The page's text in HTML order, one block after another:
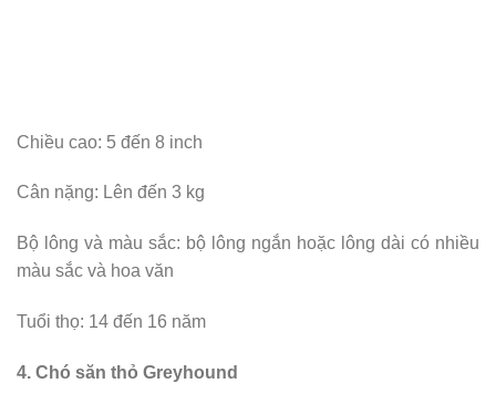
Chiều cao: 5 đến 8 inch
Cân nặng: Lên đến 3 kg
Bộ lông và màu sắc: bộ lông ngắn hoặc lông dài có nhiều
màu sắc và hoa văn
Tuổi thọ: 14 đến 16 năm
4. Chó săn thỏ Greyhound